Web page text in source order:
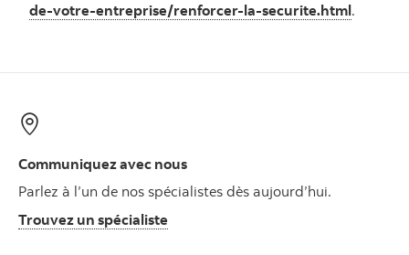
de-votre-entreprise/renforcer-la-securite.html.
Communiquez avec nous
Parlez à l’un de nos spécialistes dès aujourd’hui.
Trouvez un spécialiste